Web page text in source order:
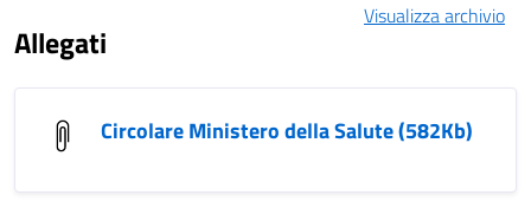
Visualizza archivio
Allegati
Circolare Ministero della Salute (582Kb)